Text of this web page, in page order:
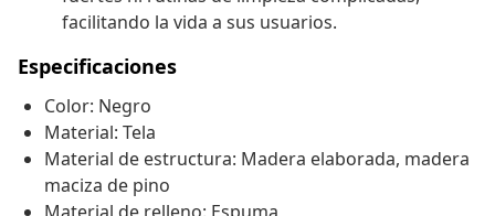
facilitando la vida a sus usuarios.
Especificaciones
Color: Negro
Material: Tela
Material de estructura: Madera elaborada, madera
maciza de pino